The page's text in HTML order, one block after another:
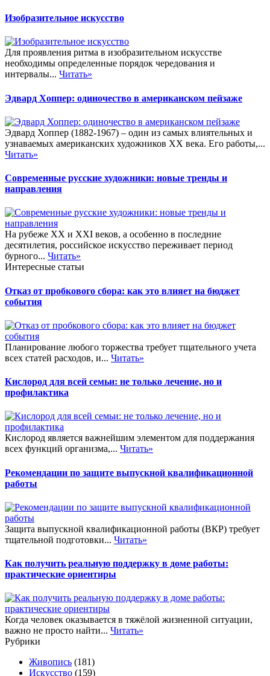
Изобразительное искусство
Для проявления ритма в изобразительном искусстве
необходимы определенные порядок чередования и
интервалы... Читать»
Эдвард Хоппер: одиночество в американском пейзаже
Эдвард Хоппер (1882-1967) – один из самых влиятельных и
узнаваемых американских художников XX века. Его работы,...
Читать»
Современные русские художники: новые тренды и
направления
На рубеже XX и XXI веков, а особенно в последние
десятилетия, российское искусство переживает период
бурного... Читать»
Интересные статьи
Отказ от пробкового сбора: как это влияет на бюджет
события
Планирование любого торжества требует тщательного учета
всех статей расходов, и... Читать»
Кислород для всей семьи: не только лечение, но и
профилактика
Кислород является важнейшим элементом для поддержания
всех функций организма,... Читать»
Рекомендации по защите выпускной квалификационной
работы
Защита выпускной квалификационной работы (ВКР) требует
тщательной подготовки... Читать»
Как получить реальную поддержку в доме работы:
практические ориентиры
Когда человек оказывается в тяжёлой жизненной ситуации,
важно не просто найти... Читать»
Рубрики
Живопись (181)
Искусство (159)